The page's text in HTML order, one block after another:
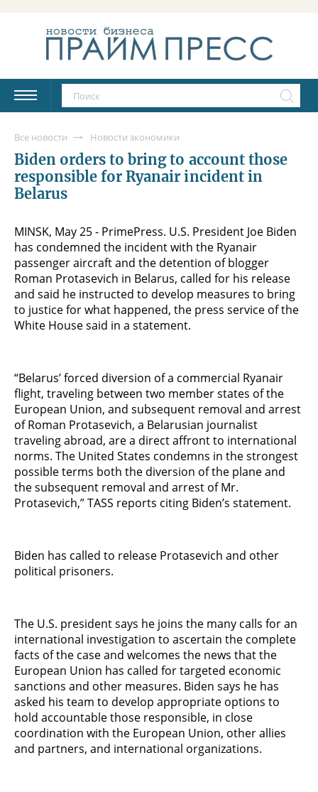
Все новости Новости экономики
Biden orders to bring to account those
responsible for Ryanair incident in
Belarus
MINSK, May 25 - PrimePress. U.S. President Joe Biden
has condemned the incident with the Ryanair
passenger aircraft and the detention of blogger
Roman Protasevich in Belarus, called for his release
and said he instructed to develop measures to bring
to justice for what happened, the press service of the
White House said in a statement.
“Belarus’ forced diversion of a commercial Ryanair
flight, traveling between two member states of the
European Union, and subsequent removal and arrest
of Roman Protasevich, a Belarusian journalist
traveling abroad, are a direct affront to international
norms. The United States condemns in the strongest
possible terms both the diversion of the plane and
the subsequent removal and arrest of Mr.
Protasevich,” TASS reports citing Biden’s statement.
Biden has called to release Protasevich and other
political prisoners.
The U.S. president says he joins the many calls for an
international investigation to ascertain the complete
facts of the case and welcomes the news that the
European Union has called for targeted economic
sanctions and other measures. Biden says he has
asked his team to develop appropriate options to
hold accountable those responsible, in close
coordination with the European Union, other allies
and partners, and international organizations.